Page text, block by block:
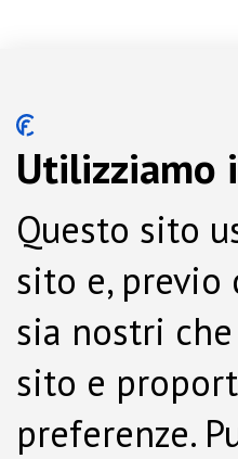
Utilizziamo
Questo sito
sito e, previo
sia nostri
sito e
preferenze.